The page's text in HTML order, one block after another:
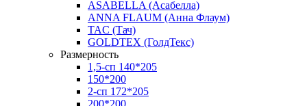
ASABELLA (Асабелла)
ANNA FLAUM (Анна Флаум)
TAC (Тач)
GOLDTEX (ГолдТекс)
Размерность
1,5-сп 140*205
150*200
2-сп 172*205
200*200